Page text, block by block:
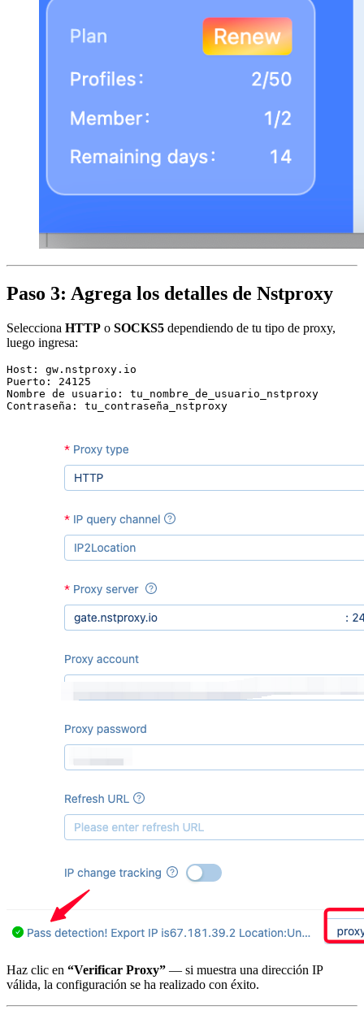
Paso 3: Agrega los detalles de Nstproxy
Selecciona HTTP o SOCKS5 dependiendo de tu tipo de proxy,
luego ingresa:
Host: gw.nstproxy.io
Puerto: 24125
Nombre de usuario: tu_nombre_de_usuario_nstproxy
Haz clic en “Verificar Proxy” — si muestra una dirección IP
válida, la configuración se ha realizado con éxito.